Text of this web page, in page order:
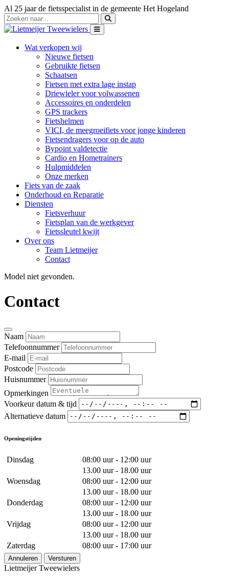
Al 25 jaar de fietsspecialist in de gemeente Het Hogeland
Wat verkopen wij
Nieuwe fietsen
Gebruikte fietsen
Schaatsen
Fietsen met extra lage instap
Driewieler voor volwassenen
Accessoires en onderdelen
GPS trackers
Fietshelmen
VICI, de meegroeifiets voor jonge kinderen
Fietsendragers voor op de auto
Bypoint valdetectie
Cardio en Hometrainers
Hulpmiddelen
Onze merken
Fiets van de zaak
Onderhoud en Reparatie
Diensten
Fietsverhuur
Fietsplan van de werkgever
Fietssleutel kwijt
Over ons
Team Lietmeijer
Contact
Model niet gevonden.
Contact
Naam
Telefoonnummer
E-mail
Postcode
Huisnummer
Opmerkingen
Voorkeur datum & tijd
Alternatieve datum
Openingstijden
Dinsdag
08:00 uur - 12:00 uur
13.00 uur - 18.00 uur
Woensdag
08:00 uur - 12:00 uur
13.00 uur - 18.00 uur
Donderdag
08:00 uur - 12:00 uur
13.00 uur - 18.00 uur
Vrijdag
08:00 uur - 12:00 uur
13.00 uur - 18.00 uur
Zaterdag
08:00 uur - 17:00 uur
Annuleren Versturen
Lietmeijer Tweewielers